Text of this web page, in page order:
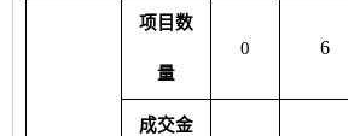
项目数
量
0 6
成交金